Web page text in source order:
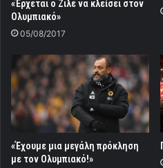
«Έρχεται ο Ζιλέ να κλείσει στον
Ολυμπιακό»
05/08/2017
«Έχουμε μια μεγάλη πρόκληση
με τον Ολυμπιακό!»